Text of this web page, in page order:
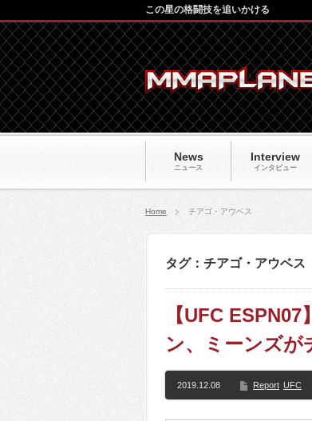
News
ニュース
Interview
インタビュー
この星の格闘技を追いかける
Home チアゴ・アウベス
タグ：チアゴ・アウベス
【UFC
ン、ミーンズが
2019.12.08 Report UFC